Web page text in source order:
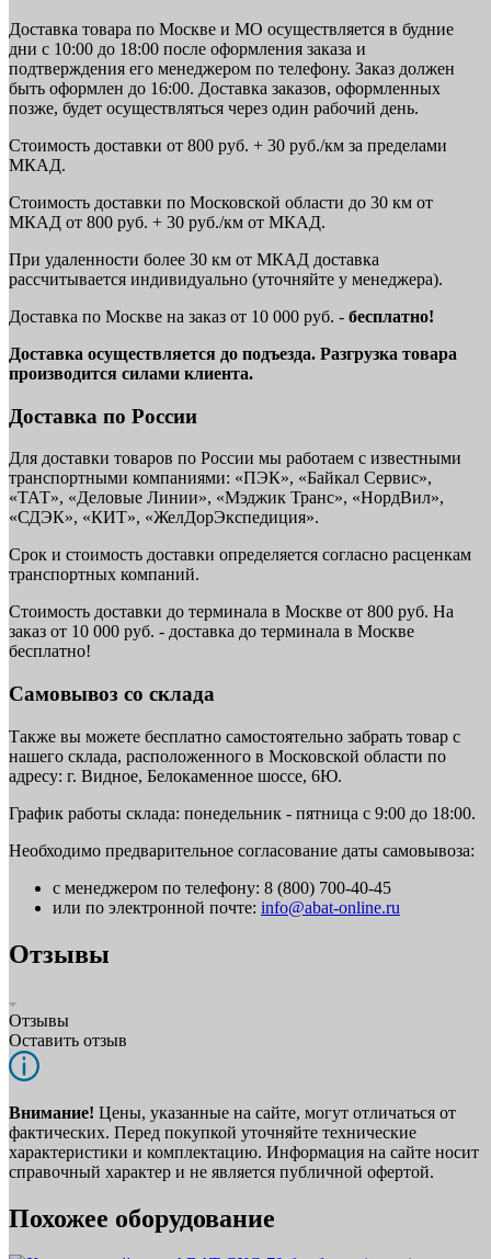
Доставка товара по Москве и МО осуществляется в будние
дни с 10:00 до 18:00 после оформления заказа и
подтверждения его менеджером по телефону. Заказ должен
быть оформлен до 16:00. Доставка заказов, оформленных
позже, будет осуществляться через один рабочий день.
Стоимость доставки от 800 руб. + 30 руб./км за пределами
МКАД.
Стоимость доставки по Московской области до 30 км от
МКАД от 800 руб. + 30 руб./км от МКАД.
При удаленности более 30 км от МКАД доставка
рассчитывается индивидуально (уточняйте у менеджера).
Доставка по Москве на заказ от 10 000 руб. - бесплатно!
Доставка осуществляется до подъезда. Разгрузка товара
производится силами клиента.
Доставка по России
Для доставки товаров по России мы работаем с известными
транспортными компаниями: «ПЭК», «Байкал Сервис»,
«ТАТ», «Деловые Линии», «Мэджик Транс», «НордВил»,
«СДЭК», «КИТ», «ЖелДорЭкспедиция».
Срок и стоимость доставки определяется согласно расценкам
транспортных компаний.
Стоимость доставки до терминала в Москве от 800 руб. На
заказ от 10 000 руб. - доставка до терминала в Москве
бесплатно!
Самовывоз со склада
Также вы можете бесплатно самостоятельно забрать товар с
нашего склада, расположенного в Московской области по
адресу: г. Видное, Белокаменное шоссе, 6Ю.
График работы склада: понедельник - пятница с 9:00 до 18:00.
Необходимо предварительное согласование даты самовывоза:
с менеджером по телефону: 8 (800) 700-40-45
или по электронной почте: info@abat-online.ru
Отзывы
Отзывы
Оставить отзыв
Внимание! Цены, указанные на сайте, могут отличаться от
фактических. Перед покупкой уточняйте технические
характеристики и комплектацию. Информация на сайте носит
справочный характер и не является публичной офертой.
Похожее оборудование